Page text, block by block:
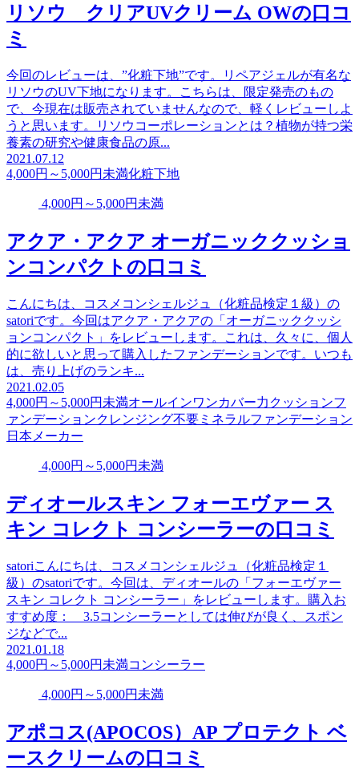
リソウ クリアUVクリーム OWの口コ
ミ
今回のレビューは、”化粧下地”です。リペアジェルが有名な
リソウのUV下地になります。こちらは、限定発売のもの
で、今現在は販売されていませんなので、軽くレビューしよ
うと思います。リソウコーポレーションとは？植物が持つ栄
養素の研究や健康食品の原...
2021.07.12
4,000円～5,000円未満化粧下地
4,000円～5,000円未満
アクア・アクア オーガニッククッショ
ンコンパクトの口コミ
こんにちは、コスメコンシェルジュ（化粧品検定１級）の
satoriです。今回はアクア・アクアの「オーガニッククッシ
ョンコンパクト」をレビューします。これは、久々に、個人
的に欲しいと思って購入したファンデーションです。いつも
は、売り上げのランキ...
2021.02.05
4,000円～5,000円未満オールインワンカバー力 クッションフ
ァンデーションクレンジング不要 ミネラルファンデーション
日本メーカー
4,000円～5,000円未満
ディオールスキン フォーエヴァー ス
キン コレクト コンシーラーの口コミ
satoriこんにちは、コスメコンシェルジュ（化粧品検定１
級）のsatoriです。今回は、ディオールの「フォーエヴァー
スキン コレクト コンシーラー」をレビューします。購入お
すすめ度： 3.5コンシーラーとしては伸びが良く、スポン
ジなどで...
2021.01.18
4,000円～5,000円未満コンシーラー
4,000円～5,000円未満
アポコス(APOCOS）AP プロテクト ベ
ースクリームの口コミ